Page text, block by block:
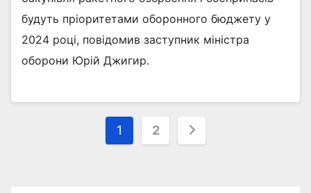
будуть пріоритетами оборонного бюджету у
2024 році, повідомив заступник міністра
оборони Юрій Джигир.
Пагінація
1 2